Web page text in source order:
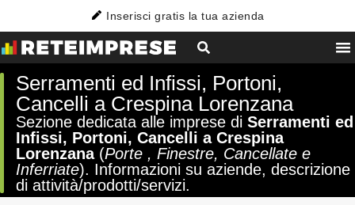
Inserisci gratis la tua azienda
Serramenti ed Infissi, Portoni,
Cancelli a Crespina Lorenzana
Sezione dedicata alle imprese di Serramenti ed
Infissi, Portoni, Cancelli a Crespina
Lorenzana(Porte , Finestre, Cancellate e
Inferriate). Informazioni su aziende, descrizione
di attività/prodotti/servizi.